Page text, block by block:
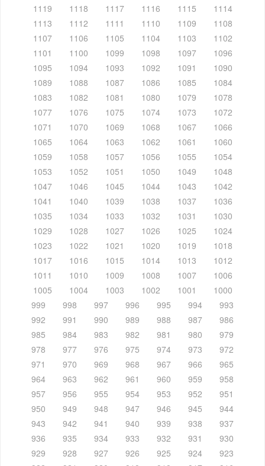
1119
1118 1117 1116 1115
1114
1113
1112 1111 1110 1109
1108
1107
1106 1105 1104 1103
1102
1101
1100 1099 1098 1097
1096
1095
1094 1093 1092 1091
1090
1089
1088 1087 1086 1085
1084
1083
1082 1081 1080 1079
1078
1077
1076 1075 1074 1073
1072
1071
1070 1069 1068 1067
1066
1065
1064 1063 1062 1061
1060
1059
1058 1057 1056 1055
1054
1053
1052 1051 1050 1049
1048
1047
1046 1045 1044 1043
1042
1041
1040 1039 1038 1037
1036
1035
1034 1033 1032 1031
1030
1029
1028 1027 1026 1025
1024
1023
1022 1021 1020 1019
1018
1017
1016 1015 1014 1013
1012
1011
1010 1009 1008 1007
1006
1005
1004 1003 1002 1001
1000
999
998 997 996 995 994
993
992
991 990 989 988 987
986
985
984 983 982 981 980
979
978
977 976 975 974 973
972
971
970 969 968 967 966
965
964
963 962 961 960 959
958
957
956 955 954 953 952
951
950
949 948 947 946 945
944
943
942 941 940 939 938
937
936
935 934 933 932 931
930
929
928 927 926 925 924
923